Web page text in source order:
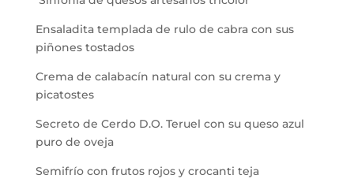
Ensaladita templada de rulo de cabra con sus
piñones tostados
Crema de calabacín natural con su crema y
picatostes
Secreto de Cerdo D.O. Teruel con su queso azul
puro de oveja
Semifrío con frutos rojos y crocanti teja